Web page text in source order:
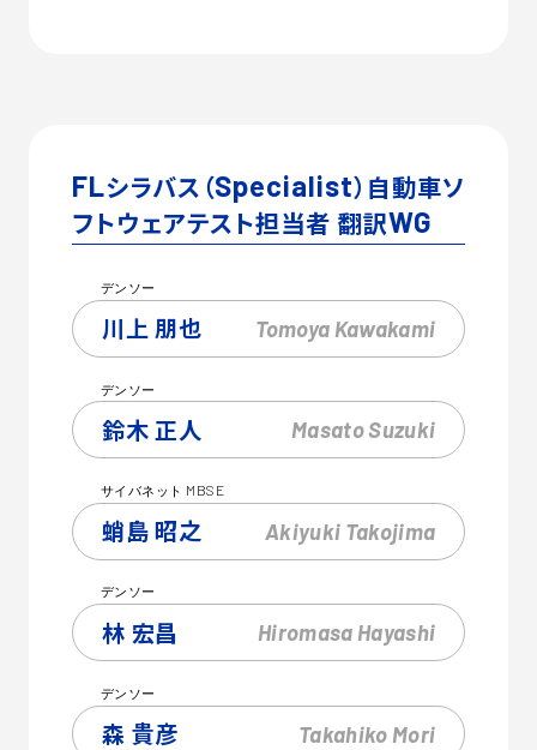
FLシラバス（Specialist）自動車ソ
フトウェアテスト担当者 翻訳WG
デンソー
川上 朋也 Tomoya Kawakami
デンソー
鈴木 正人 MasatoSuzuki
サイバネット MBSE
蛸島 昭之 Akiyuki Takojima
デンソー
林 宏昌 Hiromasa Hayashi
デンソー
森 貴彦 Takahiko Mori